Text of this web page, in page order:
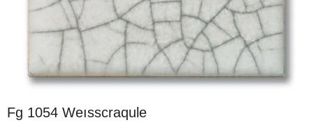
Fg 1054 Weısscraqule